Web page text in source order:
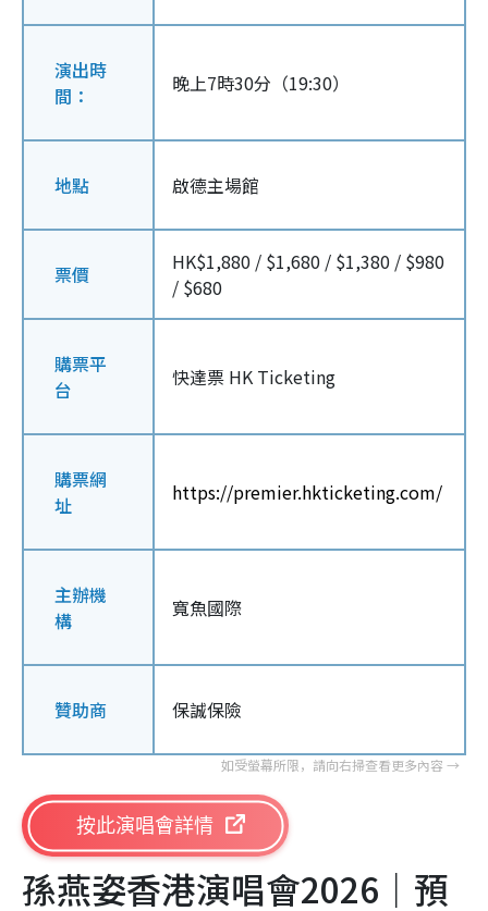
演出時
間：
晚上7時30分（19:30）
地點 啟德主場館
票價
HK$1,880 / $1,680 / $1,380 / $980
/ $680
購票平
台
快達票 HK Ticketing
購票網
址
https://premier.hkticketing.com/
主辦機
構
寬魚國際
贊助商 保誠保險
按此演唱會詳情
孫燕姿香港演唱會2026｜預